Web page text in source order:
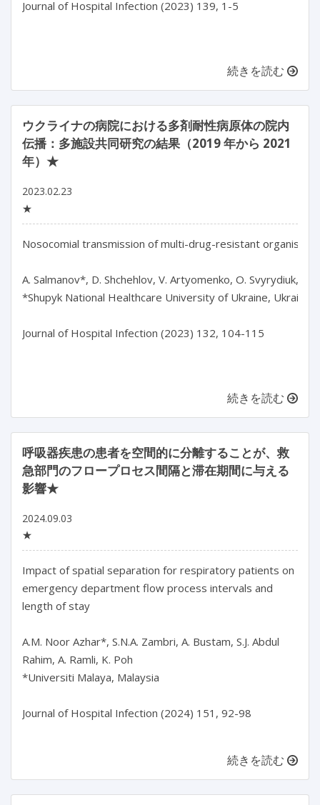
Journal of Hospital Infection (2023) 139, 1-5
続きを読む
ウクライナの病院における多剤耐性病原体の院内
伝播：多施設共同研究の結果（2019 年から 2021
年）★
2023.02.23
★
Nosocomial transmission of multi-drug-resistant
A. Salmanov*, D. Shchehlov, V. Artyomenko, O. Svyrydiuk,
*Shupyk National Healthcare University of Ukraine, Ukraine
Journal of Hospital Infection (2023) 132, 104-115
続きを読む
呼吸器疾患の患者を空間的に分離することが、救
急部門のフロープロセス間隔と滞在期間に与える
影響★
2024.09.03
★
Impact of spatial separation for respiratory patients on
emergency department flow process intervals and
length of stay
A.M. Noor Azhar*, S.N.A. Zambri, A. Bustam, S.J. Abdul
Rahim, A. Ramli, K. Poh
*Universiti Malaya, Malaysia
Journal of Hospital Infection (2024) 151, 92-98
続きを読む